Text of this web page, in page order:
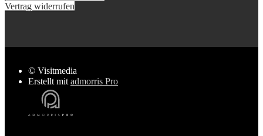
Vertrag widerrufen
© Visitmedia
Erstellt mit admorris Pro